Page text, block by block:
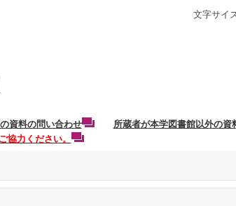
資料の問い合わせ
所蔵者が本学図書館以外の資
協力ください。
文字サイ